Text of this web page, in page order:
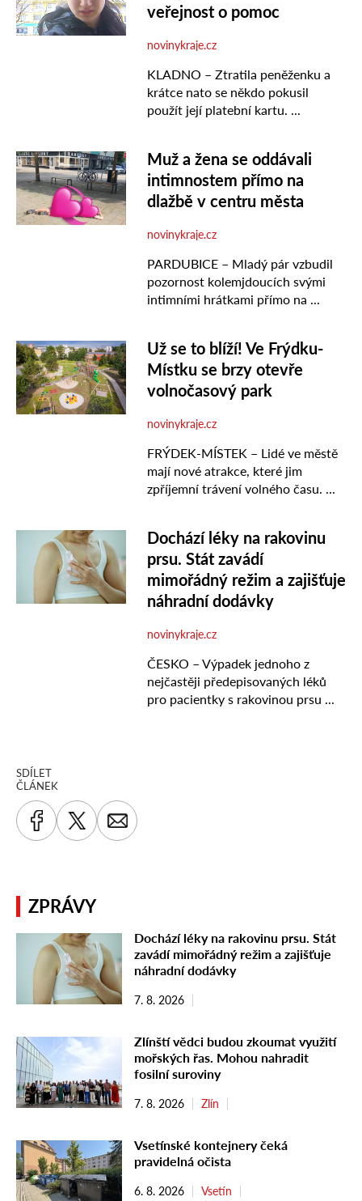
SDÍLET
ČLÁNEK
ZPRÁVY
Dochází léky na rakovinu prsu. Stát
zavádí mimořádný režim a zajišťuje
náhradní dodávky
7. 8. 2026
Zlínští vědci budou zkoumat využití
mořských řas. Mohou nahradit
fosilní suroviny
7. 8. 2026 Zlín
Vsetínské kontejnery čeká
pravidelná očista
6. 8. 2026 Vsetín